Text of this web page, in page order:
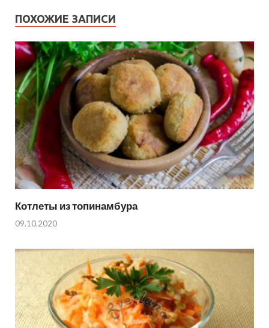
ПОХОЖИЕ ЗАПИСИ
Котлеты из топинамбура
09.10.2020